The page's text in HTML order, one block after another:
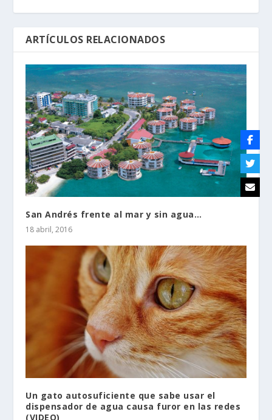
ARTÍCULOS RELACIONADOS
San Andrés frente al mar y sin agua…
18 abril, 2016
Un gato autosuficiente que sabe usar el
dispensador de agua causa furor en las redes
(VIDEO)